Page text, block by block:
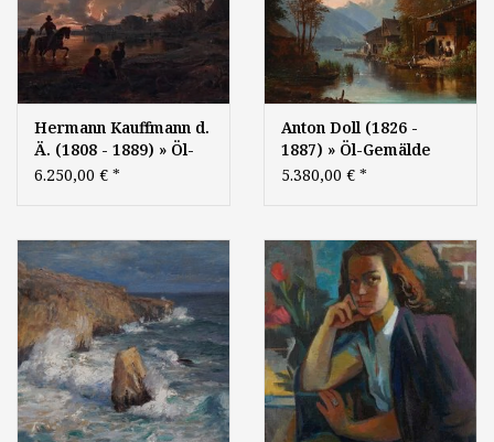
Hermann Kauffmann d.
Ä. (1808 - 1889) » Öl-
Gemälde Biedermeier
Künstler der
Hamburger Schule
6.250,00 € *
Anton Doll (1826 -
1887) » Öl-Gemälde
Spätromantik
Schweiz Alpen See
süddeutsche
Landschaftsmalerei -
Künstler der Münchner
Schule
5.380,00 € *